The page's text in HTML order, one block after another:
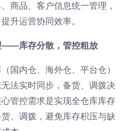
商品、客户信息统一管理，
升运营协同效率。
——库存分散，管控粗放
国内仓、海外仓、平台仓）
法实时同步，备货、调拨决
管控需求是实现全仓库库存
、调拨，避免库存积压与缺